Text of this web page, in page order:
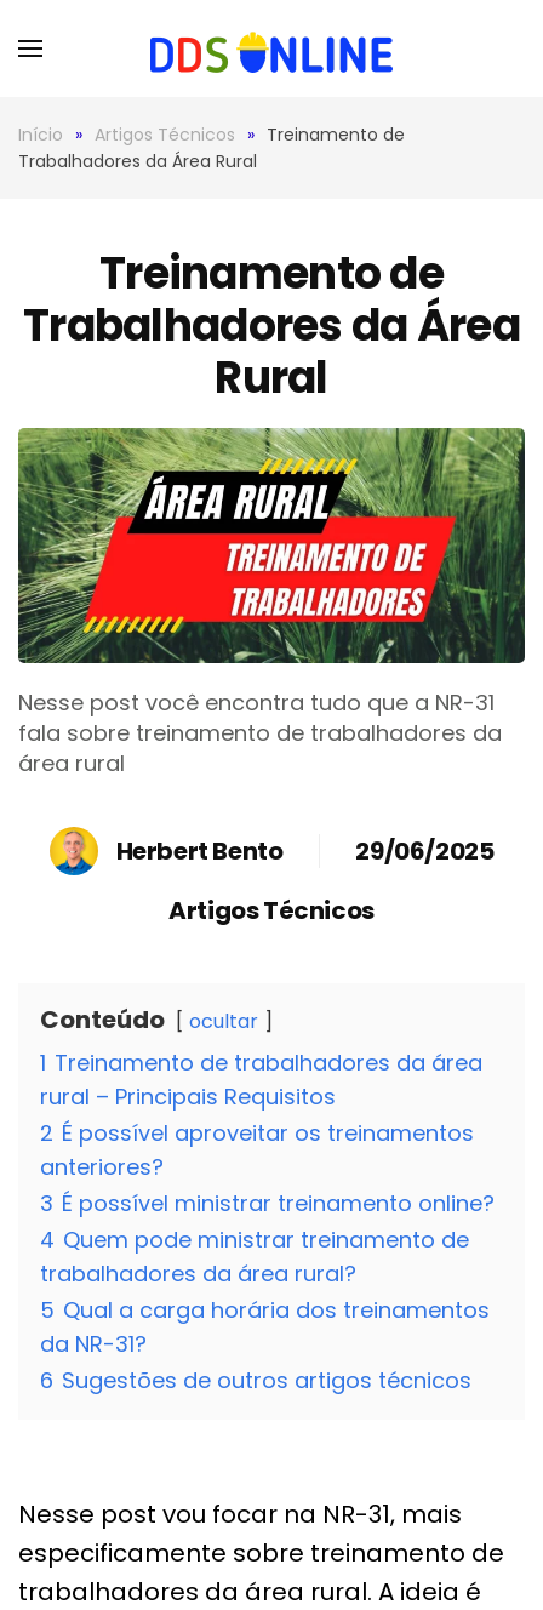
Skip to main content
Início Artigos Técnicos
Treinamento de
Trabalhadores da Área Rural
Treinamento de
Trabalhadores da Área
Rural
Nesse post você encontra tudo que a NR-31
fala sobre treinamento de trabalhadores da
área rural
Herbert Bento
29/06/2025
Artigos Técnicos
Conteúdo ocultar
1 Treinamento de trabalhadores da área
rural – Principais Requisitos
2 É possível aproveitar os treinamentos
anteriores?
3 É possível ministrar treinamento online?
4 Quem pode ministrar treinamento de
trabalhadores da área rural?
5 Qual a carga horária dos treinamentos
da NR-31?
6 Sugestões de outros artigos técnicos
Nesse post vou focar na NR-31, mais
especificamente sobre treinamento de
trabalhadores da área rural. A ideia é